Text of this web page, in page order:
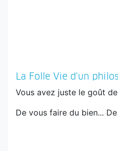
La Folle Vie d'un
Vous avez juste le goût
De vous faire du bien...